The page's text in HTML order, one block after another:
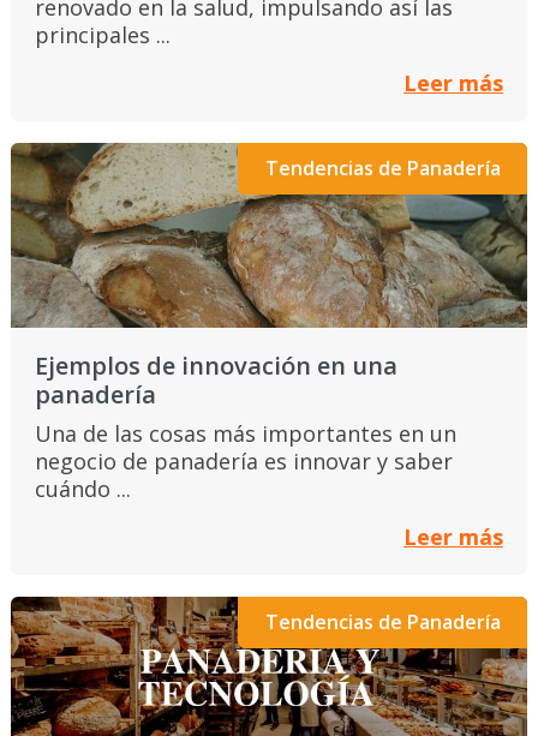
renovado en la salud, impulsando así las
principales ...
Leer más
Tendencias de Panadería
Ejemplos de innovación en una
panadería
Una de las cosas más importantes en un
negocio de panadería es innovar y saber
cuándo ...
Leer más
Tendencias de Panadería